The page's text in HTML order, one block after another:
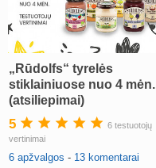
„Rūdolfs“ tyrelės
stiklainiuose nuo 4 mėn.
(atsiliepimai)
5
6 testuotojų
vertinimai
6 apžvalgos - 13 komentarai